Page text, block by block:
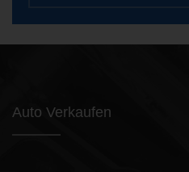
Auto Verkaufen